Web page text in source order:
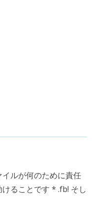
ルが何のために責任
ることです * .fb! そし